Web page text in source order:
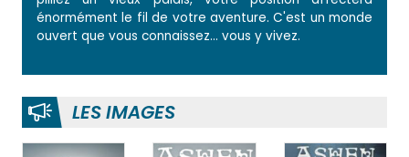
énormément le fil de votre aventure. C'est un monde
ouvert que vous connaissez... vous y vivez.
LES IMAGES